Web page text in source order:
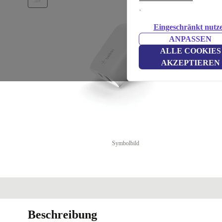
.
Eingeschränkt
ANPASSEN
ALLE COOKIES
AKZEPTIEREN
Symbolbild
Beschreibung